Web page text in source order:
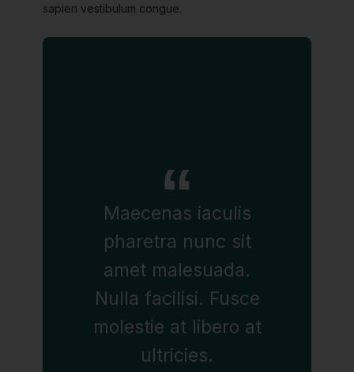
sapien vestibulum congue.
Maecenas iaculis
pharetra nunc sit
amet malesuada.
Nulla facilisi. Fusce
molestie at libero at
ultricies.